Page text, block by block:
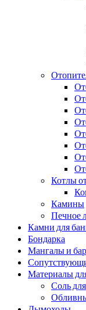
Котлы
Камины
Печное
Камни для
Бондарка
Мангалы и
Материалы
Соль